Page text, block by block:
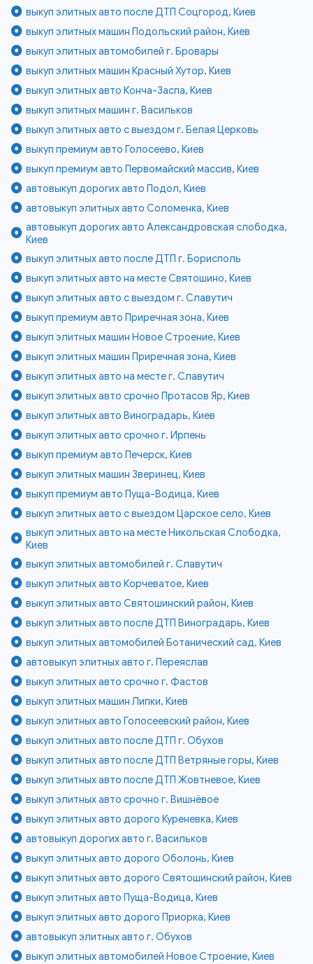
выкуп элитных авто после ДТП Соцгород, Киев
выкуп элитных машин Подольский район, Киев
выкуп элитных автомобилей г. Бровары
выкуп элитных машин Красный Хутор, Киев
выкуп элитных авто Конча-Заспа, Киев
выкуп элитных машин г. Васильков
выкуп элитных авто с выездом г. Белая Церковь
выкуп премиум авто Голосеево, Киев
выкуп премиум авто Первомайский массив, Киев
автовыкуп дорогих авто Подол, Киев
автовыкуп элитных авто Соломенка, Киев
автовыкуп дорогих авто Александровская слободка,
Киев
выкуп элитных авто после ДТП г. Борисполь
выкуп элитных авто на месте Святошино, Киев
выкуп элитных авто с выездом г. Славутич
выкуп премиум авто Приречная зона, Киев
выкуп элитных машин Новое Строение, Киев
выкуп элитных машин Приречная зона, Киев
выкуп элитных авто на месте г. Славутич
выкуп элитных авто срочно Протасов Яр, Киев
выкуп элитных авто Виноградарь, Киев
выкуп элитных авто срочно г. Ирпень
выкуп премиум авто Печерск, Киев
выкуп элитных машин Зверинец, Киев
выкуп премиум авто Пуща-Водица, Киев
выкуп элитных авто с выездом Царское село, Киев
выкуп элитных авто на месте Никольская Слободка,
Киев
выкуп элитных автомобилей г. Славутич
выкуп элитных авто Корчеватое, Киев
выкуп элитных авто Святошинский район, Киев
выкуп элитных авто после ДТП Виноградарь, Киев
выкуп элитных автомобилей Ботанический сад, Киев
автовыкуп элитных авто г. Переяслав
выкуп элитных авто срочно г. Фастов
выкуп элитных машин Липки, Киев
выкуп элитных авто Голосеевский район, Киев
выкуп элитных авто после ДТП г. Обухов
выкуп элитных авто после ДТП Ветряные горы, Киев
выкуп элитных авто после ДТП Жовтневое, Киев
выкуп элитных авто срочно г. Вишнёвое
выкуп элитных авто дорого Куреневка, Киев
автовыкуп дорогих авто г. Васильков
выкуп элитных авто дорого Оболонь, Киев
выкуп элитных авто дорого Святошинский район, Киев
выкуп элитных авто Пуща-Водица, Киев
выкуп элитных авто дорого Приорка, Киев
автовыкуп элитных авто г. Обухов
выкуп элитных автомобилей Новое Строение, Киев